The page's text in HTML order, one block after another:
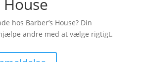
House
hos Barber’s House? Din
andre med at vælge rigtigt.